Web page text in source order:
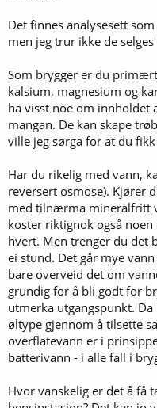
Det finnes analysesett
men jeg trur ikke de
Som brygger er du
kalsium, magnesium og
ha visst noe om innholdet
mangan. De kan skape
ville jeg sørga for at du
Har du rikelig med vann,
reversert osmose). Kjører
med tilnærma mineralfritt
koster riktignok også
hvert. Men trenger du det
ei stund. Det går mye
bare overveid det om
grundig for å bli godt for
utmerka utgangspunkt.
øltype gjennom å tilsette
overflatevann er i
batterivann - i alle fall i
Hvor vanskelig er det å få